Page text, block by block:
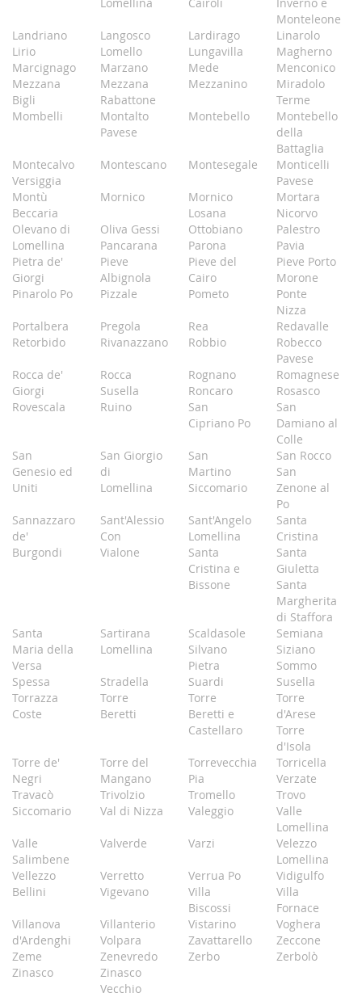
Monteleone
Landriano
Langosco Lardirago
Linarolo
Lirio
Lomello Lungavilla
Magherno
Marcignago
Marzano Mede
Menconico
Mezzana
Bigli
Mezzana
Rabattone
Mezzanino
Miradolo
Terme
Mombelli
Montalto
Pavese
Montebello
Montebello
della
Battaglia
Montecalvo
Versiggia
Montescano Montesegale
Monticelli
Pavese
Montù
Beccaria
Mornico
Mornico
Losana
Mortara
Nicorvo
Olevano di
Lomellina
Oliva Gessi Ottobiano
Palestro
Pancarana
Parona
Pavia
Pietra de'
Giorgi
Pieve
Albignola
Pieve del
Cairo
Pieve Porto
Morone
Pinarolo Po
Pizzale Pometo
Ponte
Nizza
Portalbera
Pregola Rea
Redavalle
Retorbido
Rivanazzano Robbio
Robecco
Pavese
Rocca de'
Giorgi
Rocca
Susella
Rognano
Romagnese
Roncaro
Rosasco
Rovescala
Ruino
San
Cipriano Po
San
Damiano al
Colle
San
Genesio ed
Uniti
San Giorgio
di
Lomellina
San
Martino
Siccomario
San Rocco
San
Zenone al
Po
Sannazzaro
de'
Burgondi
Sant'Alessio
Con
Vialone
Sant'Angelo
Lomellina
Santa
Cristina
Santa
Cristina e
Bissone
Santa
Giuletta
Santa
Margherita
di Staffora
Santa
Maria della
Versa
Sartirana
Lomellina
Scaldasole
Semiana
Silvano
Pietra
Siziano
Sommo
Spessa
Stradella Suardi
Susella
Torrazza
Coste
Torre
Beretti
Torre
Beretti e
Castellaro
Torre
d'Arese
Torre
d'Isola
Torre de'
Negri
Torre del
Mangano
Torrevecchia
Pia
Torricella
Verzate
Travacò
Siccomario
Trivolzio Tromello
Trovo
Val di Nizza
Valeggio
Valle
Lomellina
Valle
Salimbene
Valverde Varzi
Velezzo
Lomellina
Vellezzo
Bellini
Verretto Verrua Po
Vidigulfo
Vigevano
Villa
Biscossi
Villa
Fornace
Villanova
d'Ardenghi
Villanterio Vistarino
Voghera
Volpara
Zavattarello
Zeccone
Zeme
Zenevredo Zerbo
Zerbolò
Zinasco
Zinasco
Vecchio